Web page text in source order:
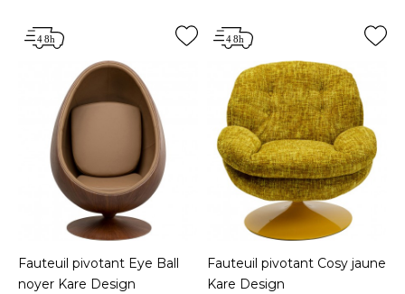
Fauteuil pivotant Eye Ball
noyer Kare Design
Fauteuil pivotant Cosy jaune
Kare Design